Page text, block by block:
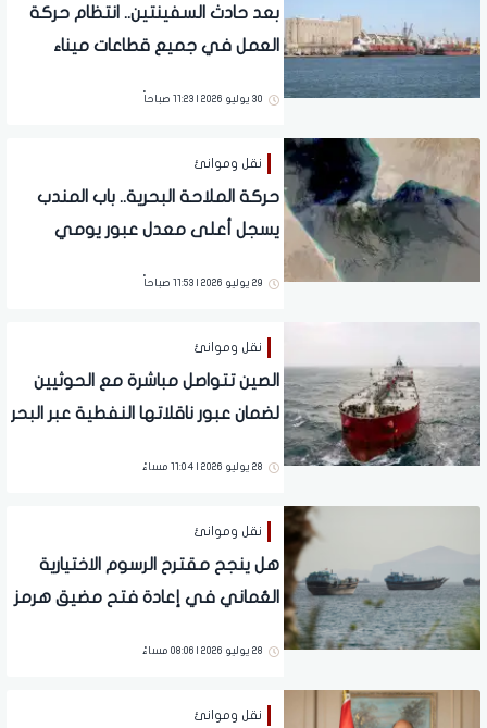
بعد حادث السفينتين.. انتظام حركة
العمل في جميع قطاعات ميناء
30 يوليو 2026 | 11:23 صباحاً
نقل وموانئ
حركة الملاحة البحرية.. باب المندب
يسجل أعلى معدل عبور يومي
29 يوليو 2026 | 11:53 صباحاً
نقل وموانئ
الصين تتواصل مباشرة مع الحوثيين
لضمان عبور ناقلاتها النفطية عبر البحر
28 يوليو 2026 | 11:04 مساءً
نقل وموانئ
هل ينجح مقترح الرسوم الاختيارية
العُماني في إعادة فتح مضيق هرمز
28 يوليو 2026 | 08:06 مساءً
نقل وموانئ